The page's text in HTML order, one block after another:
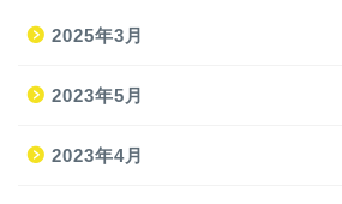
2025年3月
2023年5月
2023年4月